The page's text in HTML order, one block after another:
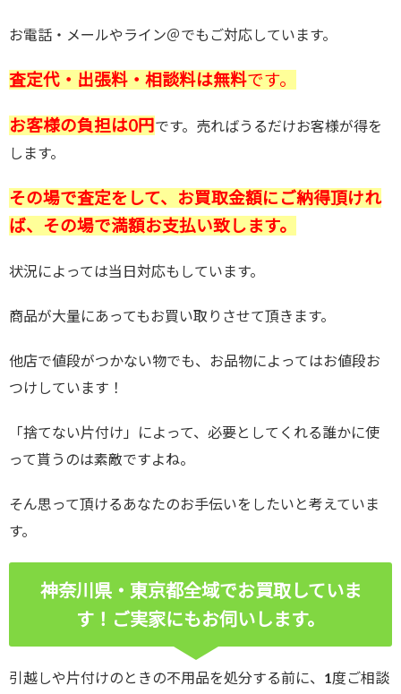
お電話・メールやライン＠でもご対応しています。
査定代・出張料・相談料は無料です。
お客様の負担は0円です。売ればうるだけお客様が得を
します。
その場で査定をして、お買取金額にご納得頂けれ
ば、その場で満額お支払い致します。
状況によっては当日対応もしています。
商品が大量にあってもお買い取りさせて頂きます。
他店で値段がつかない物でも、お品物によってはお値段お
つけしています！
「捨てない片付け」によって、必要としてくれる誰かに使
って貰うのは素敵ですよね。
そん思って頂けるあなたのお手伝いをしたいと考えていま
す。
神奈川県・東京都全域でお買取していま
す！ご実家にもお伺いします。
引越しや片付けのときの不用品を処分する前に、1度ご相談